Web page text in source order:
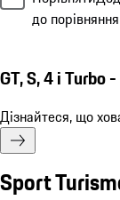
до порівняння
GT, S, 4 і Turbo
Дізнайтеся, що
Sport